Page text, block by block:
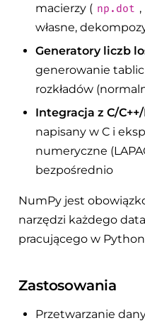
macierzy ( np.dot ,
własne,
Generatory liczb
generowanie
rozkładów
Integracja z C/
napisany w C i
numeryczne
bezpośrednio
NumPy jest
narzędzi każdego
pracującego w
Zastosowania
Przetwarzanie